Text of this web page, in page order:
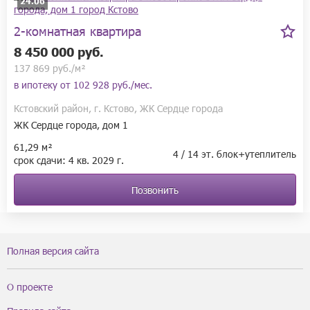
паркинга на 998 мест — с ними не придётся искать, где
припарковаться, а ваш автомобиль будет всегда в безопасности.
В паркингах будут установлены надёжные системы вентиляции
и пожаротушения, круглосуточная система видеонаблюдения.
А ещё для наших паркингов мы разработали систему навигации,
благодаря которой в них просто ориентироваться и можно
быстро найти свою машину.
2-комнатная квартира
8 450 000 руб.
137 869 руб./м²
в ипотеку от 102 928 руб./мес.
Кстовский район, г. Кстово, ЖК Сердце города
ЖК Сердце города, дом 1
61,29 м²
срок сдачи: 4 кв. 2029 г. 4 / 14 эт. блок+утеплитель
Позвонить
Полная версия сайта
О проекте